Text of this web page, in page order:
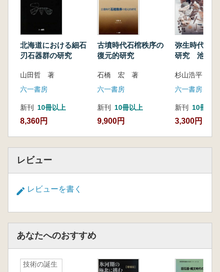
よって裏付けられている点にある。本地域の細
石刃研究が40年目にして迎えた待望の書であ
り、今後の研究の方向性を示す羅針盤でもあ
る。
熊本大学文学部教授 小畑 弘己
<目次>
第1章 細石刃石器群研究の論点と研究の方法
第1節 九州における細石刃石器群編年研究
史
第2節 九州における細石刃技術の分類
第3節 九州細石刃石器群の分類
第4節 九州細石刃石器群の編年
第3章 九州における細石刃石器群の構造
第2節 南九州の細石刃石器群における石材
消費と行動領域
州産石材の入手過程
北海道における細石
刃石器群の研究
山田哲 著
六一書房
新刊 10冊以上
8,360円
古墳時代石棺秩序の
復元的研究
石橋 宏 著
六一書房
新刊 10冊以上
9,900円
弥生時代食
研究 池子遺
杉山浩平 編
六一書房
新刊 10冊以上
3,300円
レビュー
レビューを書く
あなたへのおすすめ
技術の誕生